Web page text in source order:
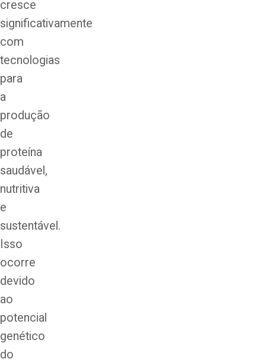
cresce
significativamente
com
tecnologias
para
a
produção
de
proteína
saudável,
nutritiva
e
sustentável.
Isso
ocorre
devido
ao
potencial
genético
do